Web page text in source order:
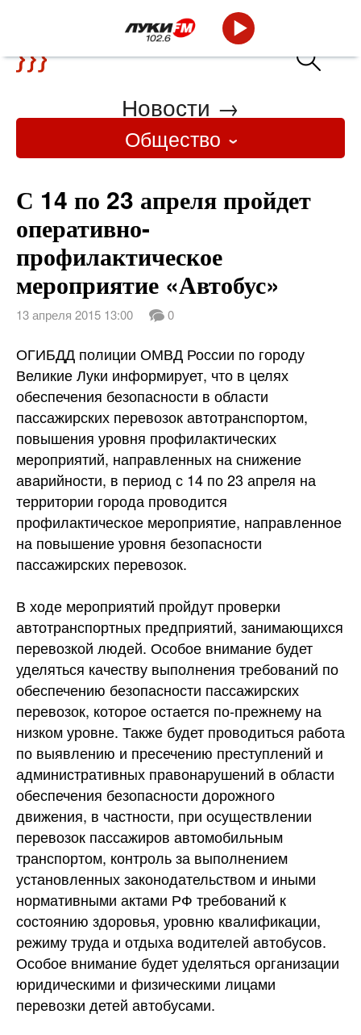
Новости →
Общество
С 14 по 23 апреля пройдет
оперативно-
профилактическое
мероприятие «Автобус»
13 апреля 2015 13:00 0
ОГИБДД полиции ОМВД России по городу
Великие Луки информирует, что в целях
обеспечения безопасности в области
пассажирских перевозок автотранспортом,
повышения уровня профилактических
мероприятий, направленных на снижение
аварийности, в период с 14 по 23 апреля на
территории города проводится
профилактическое мероприятие, направленное
на повышение уровня безопасности
пассажирских перевозок.
В ходе мероприятий пройдут проверки
автотранспортных предприятий, занимающихся
перевозкой людей. Особое внимание будет
уделяться качеству выполнения требований по
обеспечению безопасности пассажирских
перевозок, которое остается по-прежнему на
низком уровне. Также будет проводиться работа
по выявлению и пресечению преступлений и
административных правонарушений в области
обеспечения безопасности дорожного
движения, в частности, при осуществлении
перевозок пассажиров автомобильным
транспортом, контроль за выполнением
установленных законодательством и иными
нормативными актами РФ требований к
состоянию здоровья, уровню квалификации,
режиму труда и отдыха водителей автобусов.
Особое внимание будет уделяться организации
юридическими и физическими лицами
перевозки детей автобусами.